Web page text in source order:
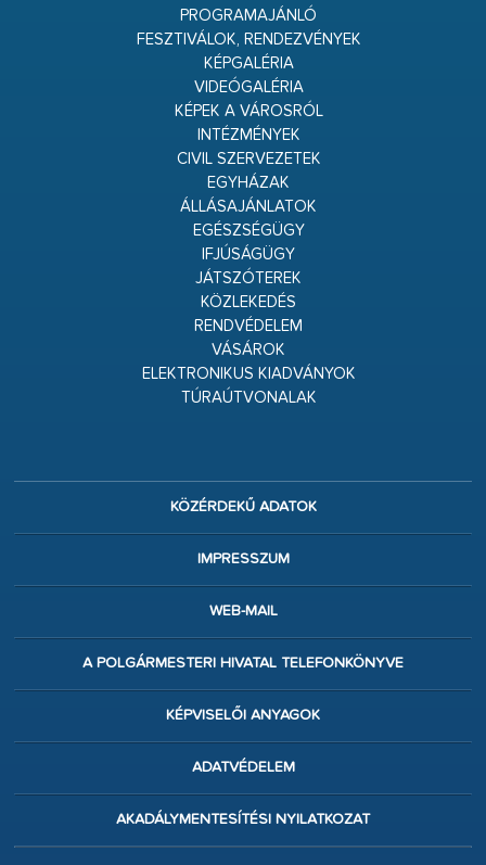
PROGRAMAJÁNLÓ
FESZTIVÁLOK, RENDEZVÉNYEK
KÉPGALÉRIA
VIDEÓGALÉRIA
KÉPEK A VÁROSRÓL
INTÉZMÉNYEK
CIVIL SZERVEZETEK
EGYHÁZAK
ÁLLÁSAJÁNLATOK
EGÉSZSÉGÜGY
IFJÚSÁGÜGY
JÁTSZÓTEREK
KÖZLEKEDÉS
RENDVÉDELEM
VÁSÁROK
ELEKTRONIKUS KIADVÁNYOK
TÚRAÚTVONALAK
KÖZÉRDEKŰ ADATOK
IMPRESSZUM
WEB-MAIL
A POLGÁRMESTERI HIVATAL TELEFONKÖNYVE
KÉPVISELŐI ANYAGOK
ADATVÉDELEM
AKADÁLYMENTESÍTÉSI NYILATKOZAT